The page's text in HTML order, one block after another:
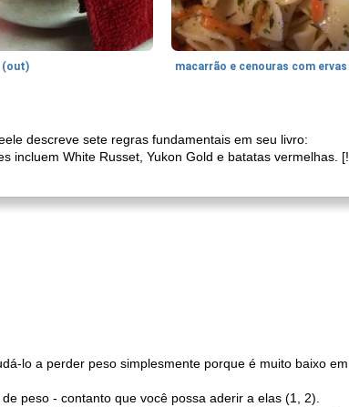
(out)
descreve sete regras fundamentais em seu livro:
incluem White Russet, Yukon Gold e batatas vermelhas. [!
lo a perder peso simplesmente porque é muito baixo em
peso - contanto que você possa aderir a elas (1, 2).